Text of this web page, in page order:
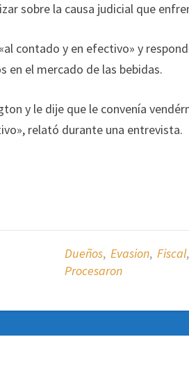
sobre la causa judicial que
contado y en efectivo» y
en el mercado de las bebidas.
y le dije que le convenía
relató durante una entrevista.
Dueños, Evasion, Fiscal,
Procesaron